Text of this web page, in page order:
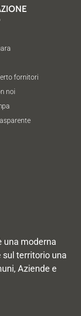
una moderna
territorio una
Aziende e
fornitori
noi